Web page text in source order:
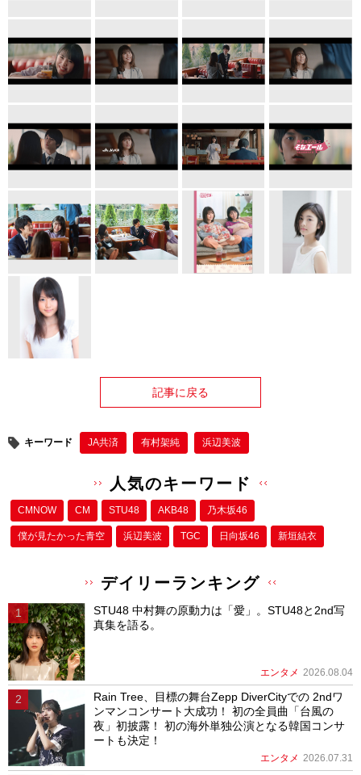
記事に戻る
キーワード JA共済 有村架純 浜辺美波
人気のキーワード
CMNOW CM STU48 AKB48 乃木坂46
僕が⾒たかった⻘空 浜辺美波 TGC 日向坂46 新垣結衣
デイリーランキング
STU48 中村舞の原動力は「愛」。STU48と2nd写
真集を語る。
エンタメ 2026.08.04
Rain Tree、目標の舞台Zepp DiverCityでの 2ndワ
ンマンコンサート大成功！ 初の全員曲「台風の
夜」初披露！ 初の海外単独公演となる韓国コンサ
ートも決定！
エンタメ 2026.07.31